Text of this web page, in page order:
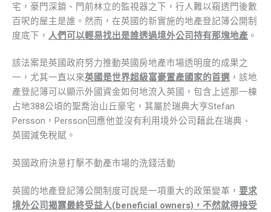
宅，豪門深鎖、門前林立的監視器之下，行人難以窺透門後數
百呎的屋主是誰。然而，在英國的新實施的地產登記簿公開制
度底下， 人們可以輕易找出是誰透過境外公司持有那塊地產 。
該法案是英國政府努力推動英國房地產市場透明度的成果之
一，尤其一直以來英國是世界超級富豪置產國家的首選 ，該地
產登記簿可以顯示外國資金如何地流入英國，包含上述那一棟
占地388公頃的聖喬治山丘豪宅，其屬於瑞典大亨Stefan
Persson，Persson回應他並沒有利用境外公司藉此在瑞典、
英國減免稅賦。
英國政府決意打擊不動產市場的洗錢活動
英國的地產登記簿公開制度可說是一項重大的政策變革， 要求
境外公司揭露最終受益人(beneficial owners)，不然就得接受